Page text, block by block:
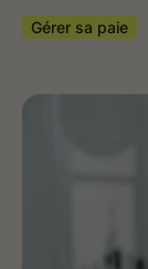
Gérer sa paie